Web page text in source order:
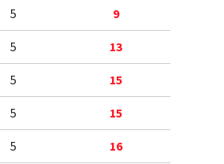
5 9
5 13
5 15
5 15
5 16